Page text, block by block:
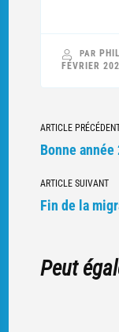
PAR
FÉVRIER
Navigation
vers
articles
ARTICLE
Bonne année
ARTICLE SUIVANT
Fin de la
Peut